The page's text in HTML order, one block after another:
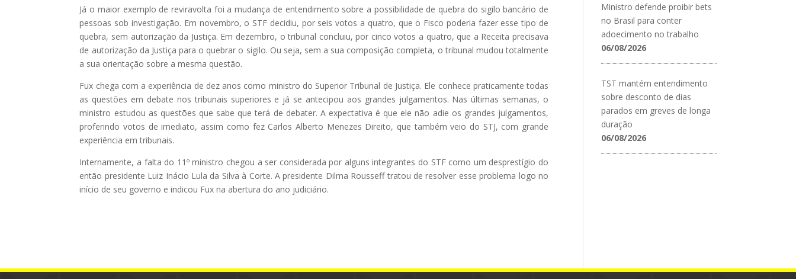
Já o maior exemplo de reviravolta foi a mudança de entendimento sobre a possibilidade de quebra do sigilo bancário de
pessoas sob investigação. Em novembro, o STF decidiu, por seis votos a quatro, que o Fisco poderia fazer esse tipo de
quebra, sem autorização da Justiça. Em dezembro, o tribunal concluiu, por cinco votos a quatro, que a Receita precisava
de autorização da Justiça para o quebrar o sigilo. Ou seja, sem a sua composição completa, o tribunal mudou totalmente
a sua orientação sobre a mesma questão.
Fux chega com a experiência de dez anos como ministro do Superior Tribunal de Justiça. Ele conhece praticamente todas
as questões em debate nos tribunais superiores e já se antecipou aos grandes julgamentos. Nas últimas semanas, o
ministro estudou as questões que sabe que terá de debater. A expectativa é que ele não adie os grandes julgamentos,
proferindo votos de imediato, assim como fez Carlos Alberto Menezes Direito, que também veio do STJ, com grande
experiência em tribunais.
Internamente, a falta do 11º ministro chegou a ser considerada por alguns integrantes do STF como um desprestígio do
então presidente Luiz Inácio Lula da Silva à Corte. A presidente Dilma Rousseff tratou de resolver esse problema logo no
início de seu governo e indicou Fux na abertura do ano judiciário.
Ministro defende proibir bets
no Brasil para conter
adoecimento no trabalho
06/08/2026
TST mantém entendimento
sobre desconto de dias
parados em greves de longa
duração
06/08/2026